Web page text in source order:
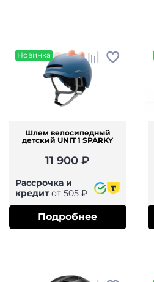
Новинка
Шлем велосипедный
детский UNIT 1 SPARKY
11 900 ₽
Рассрочка и
кредитот 505 ₽
Подробнее